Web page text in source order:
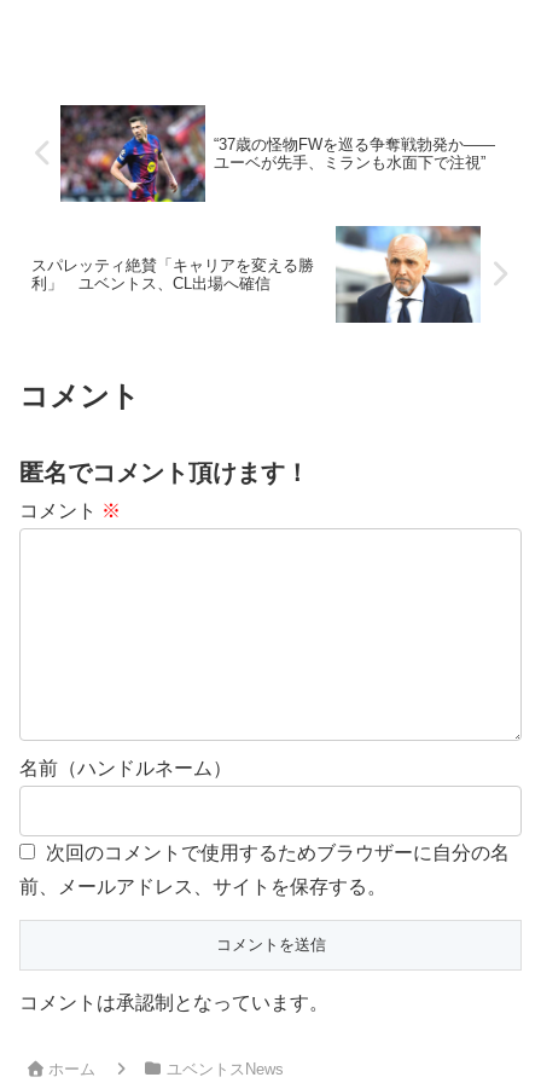
“37歳の怪物FWを巡る争奪戦勃発か――
ユーベが先手、ミランも水面下で注視”
スパレッティ絶賛「キャリアを変える勝
利」 ユベントス、CL出場へ確信
コメント
匿名でコメント頂けます！
コメント ※
名前（ハンドルネーム）
次回のコメントで使用するためブラウザーに自分の名
前、メールアドレス、サイトを保存する。
コメントは承認制となっています。
ホーム ユベントスNews